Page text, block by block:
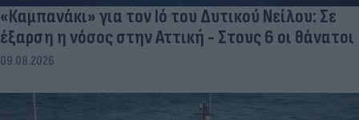
«Καμπανάκι» για τον Ιό του Δυτικού Νείλου: Σε
έξαρση η νόσος στην Αττική - Στους 6 οι θάνατοι
09.08.2026